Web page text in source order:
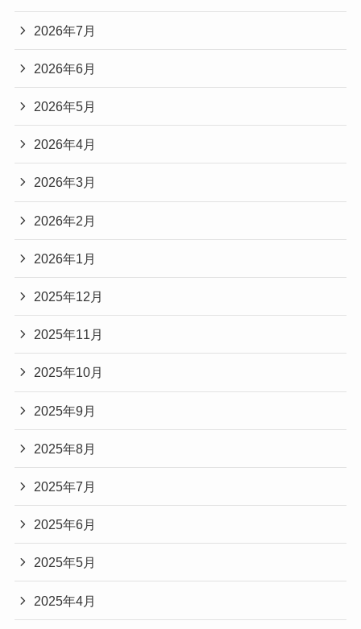
2026年7月
2026年6月
2026年5月
2026年4月
2026年3月
2026年2月
2026年1月
2025年12月
2025年11月
2025年10月
2025年9月
2025年8月
2025年7月
2025年6月
2025年5月
2025年4月